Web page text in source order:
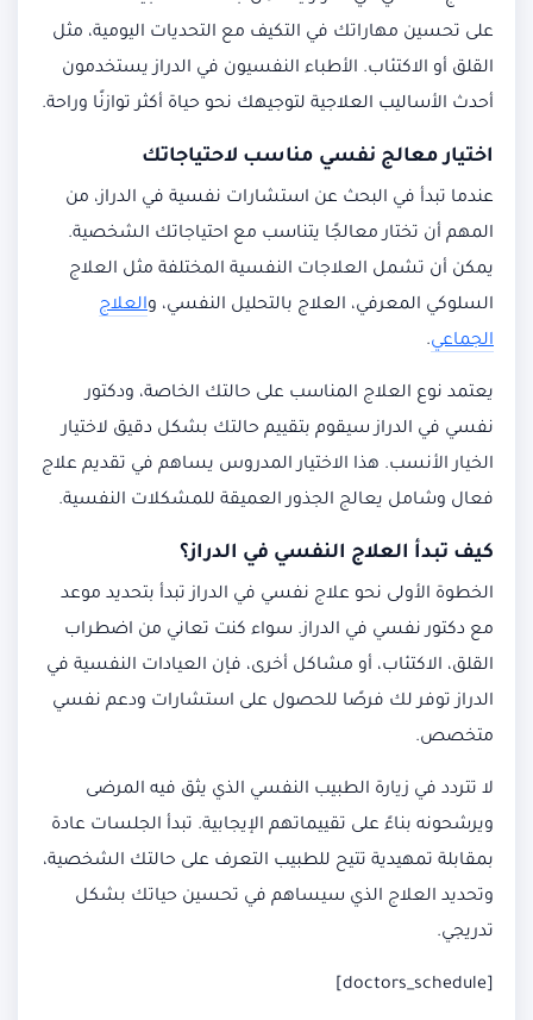
على تحسين مهاراتك في التكيف مع التحديات اليومية، مثل
القلق أو الاكتئاب. الأطباء النفسيون في الدراز يستخدمون
أحدث الأساليب العلاجية لتوجيهك نحو حياة أكثر توازنًا وراحة.
اختيار معالج نفسي مناسب لاحتياجاتك
عندما تبدأ في البحث عن استشارات نفسية في الدراز، من
المهم أن تختار معالجًا يتناسب مع احتياجاتك الشخصية.
يمكن أن تشمل العلاجات النفسية المختلفة مثل العلاج
السلوكي المعرفي، العلاج بالتحليل النفسي، والعلاج
الجماعي.
يعتمد نوع العلاج المناسب على حالتك الخاصة، ودكتور
نفسي في الدراز سيقوم بتقييم حالتك بشكل دقيق لاختيار
الخيار الأنسب. هذا الاختيار المدروس يساهم في تقديم علاج
فعال وشامل يعالج الجذور العميقة للمشكلات النفسية.
كيف تبدأ العلاج النفسي في الدراز؟
الخطوة الأولى نحو علاج نفسي في الدراز تبدأ بتحديد موعد
مع دكتور نفسي في الدراز. سواء كنت تعاني من اضطراب
القلق، الاكتئاب، أو مشاكل أخرى، فإن العيادات النفسية في
الدراز توفر لك فرصًا للحصول على استشارات ودعم نفسي
متخصص.
لا تتردد في زيارة الطبيب النفسي الذي يثق فيه المرضى
ويرشحونه بناءً على تقييماتهم الإيجابية. تبدأ الجلسات عادة
بمقابلة تمهيدية تتيح للطبيب التعرف على حالتك الشخصية،
وتحديد العلاج الذي سيساهم في تحسين حياتك بشكل
تدريجي.
[doctors_schedule]